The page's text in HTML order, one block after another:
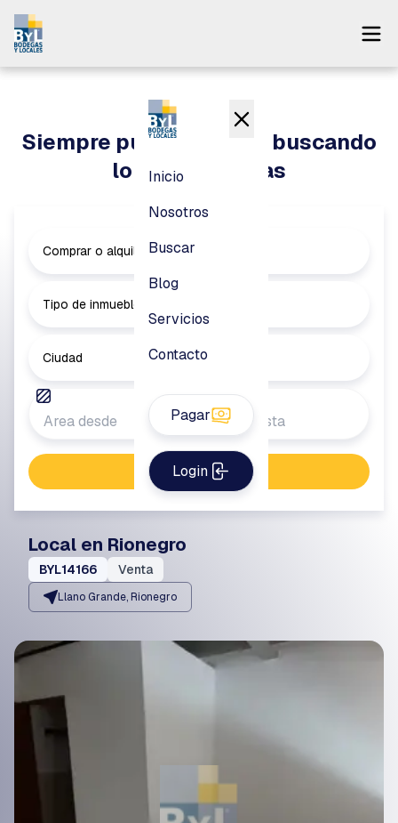
Nosotros
Pagar
Inicio
Nosotros
Buscar
Blog
Servicios
Contacto
Pagar
Login
Siempre puedes seguir buscando
lo que necesitas
Comprar o alquilar
Tipo de inmueble
Ciudad
Buscar propiedad
Local en Rionegro
BYL14166 Venta
Llano Grande, Rionegro